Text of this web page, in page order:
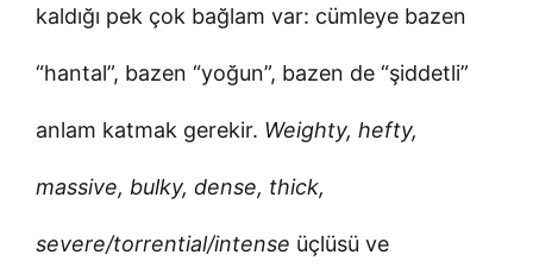
kaldığı pek çok bağlam var: cümleye bazen
“hantal”, bazen “yoğun”, bazen de “şiddetli”
anlam katmak gerekir. Weighty, hefty,
massive, bulky, dense, thick,
severe/torrential/intense üçlüsü ve